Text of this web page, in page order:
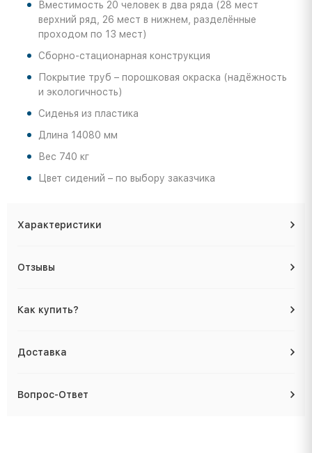
Вместимость 20 человек в два ряда (28 мест
верхний ряд, 26 мест в нижнем, разделённые
проходом по 13 мест)
Сборно-стационарная конструкция
Покрытие труб – порошковая окраска (надёжность
и экологичность)
Сиденья из пластика
Длина 14080 мм
Вес 740 кг
Цвет сидений – по выбору заказчика
Характеристики
Отзывы
Как купить?
Доставка
Вопрос-Ответ